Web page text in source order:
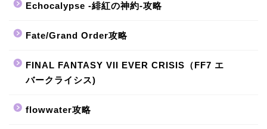
Echocalypse -緋紅の神約-攻略
Fate/Grand Order攻略
FINAL FANTASY VII EVER CRISIS（FF7 エ
バークライシス)
flowwater攻略